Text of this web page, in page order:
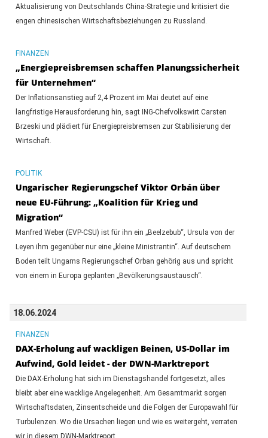
Aktualisierung von Deutschlands China-Strategie und kritisiert die
engen chinesischen Wirtschaftsbeziehungen zu Russland.
FINANZEN
„Energiepreisbremsen schaffen Planungssicherheit
für Unternehmen“
Der Inflationsanstieg auf 2,4 Prozent im Mai deutet auf eine
langfristige Herausforderung hin, sagt ING-Chefvolkswirt Carsten
Brzeski und plädiert für Energiepreisbremsen zur Stabilisierung der
Wirtschaft.
POLITIK
Ungarischer Regierungschef Viktor Orbán über
neue EU-Führung: „Koalition für Krieg und
Migration“
Manfred Weber (EVP-CSU) ist für ihn ein „Beelzebub“, Ursula von der
Leyen ihm gegenüber nur eine „kleine Ministrantin“. Auf deutschem
Boden teilt Ungarns Regierungschef Orban gehörig aus und spricht
von einem in Europa geplanten „Bevölkerungsaustausch“.
18.06.2024
FINANZEN
DAX-Erholung auf wackligen Beinen, US-Dollar im
Aufwind, Gold leidet - der DWN-Marktreport
Die DAX-Erholung hat sich im Dienstagshandel fortgesetzt, alles
bleibt aber eine wacklige Angelegenheit. Am Gesamtmarkt sorgen
Wirtschaftsdaten, Zinsentscheide und die Folgen der Europawahl für
Turbulenzen. Wo die Ursachen liegen und wie es weitergeht, verraten
wir in diesem DWN-Marktreport.